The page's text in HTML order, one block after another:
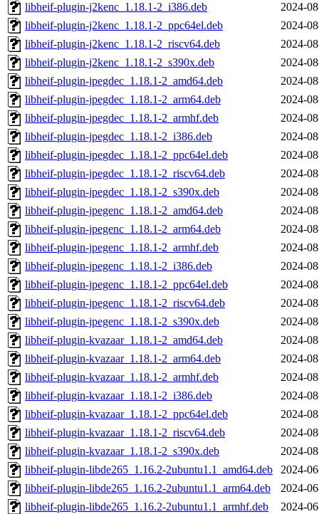
libheif-plugin-j2kenc_1.18.1-2_i386.deb
2024-
libheif-plugin-j2kenc_1.18.1-2_ppc64el.deb
2024-
libheif-plugin-j2kenc_1.18.1-2_riscv64.deb
2024-
libheif-plugin-j2kenc_1.18.1-2_s390x.deb
2024-
libheif-plugin-jpegdec_1.18.1-2_amd64.deb
2024-
libheif-plugin-jpegdec_1.18.1-2_arm64.deb
2024-
libheif-plugin-jpegdec_1.18.1-2_armhf.deb
2024-
libheif-plugin-jpegdec_1.18.1-2_i386.deb
2024-
libheif-plugin-jpegdec_1.18.1-2_ppc64el.deb
2024-
libheif-plugin-jpegdec_1.18.1-2_riscv64.deb
2024-
libheif-plugin-jpegdec_1.18.1-2_s390x.deb
2024-
libheif-plugin-jpegenc_1.18.1-2_amd64.deb
2024-
libheif-plugin-jpegenc_1.18.1-2_arm64.deb
2024-
libheif-plugin-jpegenc_1.18.1-2_armhf.deb
2024-
libheif-plugin-jpegenc_1.18.1-2_i386.deb
2024-
libheif-plugin-jpegenc_1.18.1-2_ppc64el.deb
2024-
libheif-plugin-jpegenc_1.18.1-2_riscv64.deb
2024-
libheif-plugin-jpegenc_1.18.1-2_s390x.deb
2024-
libheif-plugin-kvazaar_1.18.1-2_amd64.deb
2024-
libheif-plugin-kvazaar_1.18.1-2_arm64.deb
2024-
libheif-plugin-kvazaar_1.18.1-2_armhf.deb
2024-
libheif-plugin-kvazaar_1.18.1-2_i386.deb
2024-
libheif-plugin-kvazaar_1.18.1-2_ppc64el.deb
2024-
libheif-plugin-kvazaar_1.18.1-2_riscv64.deb
2024-
libheif-plugin-kvazaar_1.18.1-2_s390x.deb
2024-
libheif-plugin-libde265_1.16.2-2ubuntu1.1_amd64.deb
2024-
libheif-plugin-libde265_1.16.2-2ubuntu1.1_arm64.deb
2024-
libheif-plugin-libde265_1.16.2-2ubuntu1.1_armhf.deb
2024-